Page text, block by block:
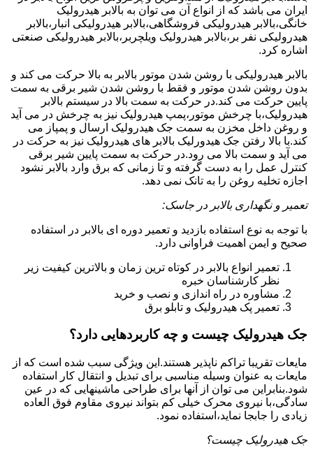
ایران می باشد که از انواع آن می توان به بالابر هیدرولیک
خانگی،بالابر هیدرولیکی فروشگاهی،بالابر هیدرولیکی انبار،بالابر
هیدرولیکی نفر بر،بالابر هیدرولیک ویلچربر،بالابر هیدرولیکی صنعتی
اشاره کرد.
بالابر هیدرولیکی با روشن شدن موتور بالابر به بالا حرکت می کند و
بدون روشن شدن موتور و فقط با روشن شدن شیر برقی به سمت
پایین حرکت می کند.در حرکت به سمت بالا در سیستم بالابر
هیدرولیک،با چرخش موتور،پمپ هیدرولیک نیز به چرخش در می آید
و روغن داخل مخزن به سمت جک هیدرولیک ارسال و پمپاز می
کند.با بالا رفتن جک هیدورلیک بالابر های هیدرولیک نیز به حرکت در
می آید و سمت بالا می رود.در حرکت به سمت پایین شیر برقی
کنترل عمل را به دست گرفته و تا زمانی که برق وارد بالابر نشود
اجازه تخلیه روغن را به تانک نمی دهد.
تعمیر و نگهداری بالابر در جاسک:
با توجه به نوع استفاده بازدید و تعمیر دوره ای بالابر در استفاده
صحیح و ایمن اهمیت فراوانی دارد.
تعمیر انواع بالابر در کوتاه ترین زمان و بالاترین کیفیت زیر
نظر کارشناسان خبره
مشاوره در راه اندازی و نصب و خرید
تعمیر پک هیدرولیک و تابلو برق
جک هیدرولیک چیست و چه کاربردهایی دارد؟
مایعات تقریبا تراکم ناپذیر هستند.این ویژگی سبب شده است که از
مایعات به عنوان وسیله مناسبی برای تبدیل و انتقال کار استفاده
شود.بنابراین می توان از آنها برای طراحی ماشینهایی که در عین
سادگی،با نیروی محرک خیلی کم بتواند نیروی مقاوم فوق العاده
زیادی را جابجا نماید،استفاده نمود.
جک هیدرولیک چیست؟